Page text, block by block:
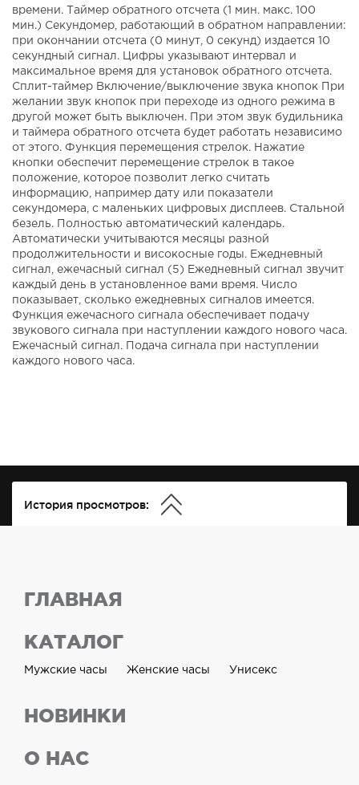
времени. Таймер обратного отсчета (1 мин. макс. 100
мин.) Секундомер, работающий в обратном направлении:
при окончании отсчета (0 минут, 0 секунд) издается 10
секундный сигнал. Цифры указывают интервал и
максимальное время для установок обратного отсчета.
Сплит-таймер Включение/выключение звука кнопок При
желании звук кнопок при переходе из одного режима в
другой может быть выключен. При этом звук будильника
и таймера обратного отсчета будет работать независимо
от этого. Функция перемещения стрелок. Нажатие
кнопки обеспечит перемещение стрелок в такое
положение, которое позволит легко считать
информацию, например дату или показатели
секундомера, с маленьких цифровых дисплеев. Стальной
безель. Полностью автоматический календарь.
Автоматически учитываются месяцы разной
продолжительности и високосные годы. Ежедневный
сигнал, ежечасный сигнал (5) Ежедневный сигнал звучит
каждый день в установленное вами время. Число
показывает, сколько ежедневных сигналов имеется.
Функция ежечасного сигнала обеспечивает подачу
звукового сигнала при наступлении каждого нового часа.
Ежечасный сигнал. Подача сигнала при наступлении
каждого нового часа.
История просмотров:
ГЛАВНАЯ
КАТАЛОГ
Мужские часы Женские часы Унисекс
НОВИНКИ
О НАС